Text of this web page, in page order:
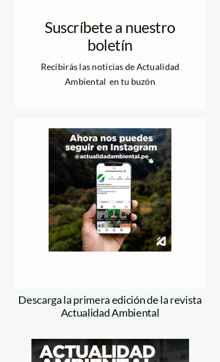
Suscríbete a nuestro
boletín
Recibirás las noticias de Actualidad
Ambiental en tu buzón
Descarga la primera edición de la revista
Actualidad Ambiental